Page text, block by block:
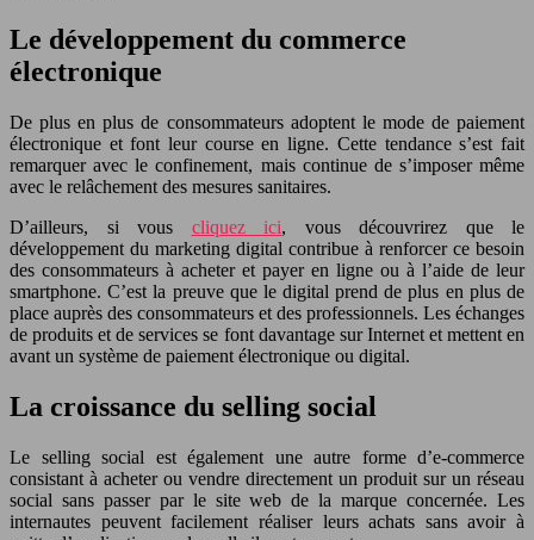
Le développement du commerce
électronique
De plus en plus de consommateurs adoptent le mode de paiement
électronique et font leur course en ligne. Cette tendance s’est fait
remarquer avec le confinement, mais continue de s’imposer même
avec le relâchement des mesures sanitaires.
D’ailleurs, si vous cliquez ici, vous découvrirez que le
développement du marketing digital contribue à renforcer ce besoin
des consommateurs à acheter et payer en ligne ou à l’aide de leur
smartphone. C’est la preuve que le digital prend de plus en plus de
place auprès des consommateurs et des professionnels. Les échanges
de produits et de services se font davantage sur Internet et mettent en
avant un système de paiement électronique ou digital.
La croissance du selling social
Le selling social est également une autre forme d’e-commerce
consistant à acheter ou vendre directement un produit sur un réseau
social sans passer par le site web de la marque concernée. Les
internautes peuvent facilement réaliser leurs achats sans avoir à